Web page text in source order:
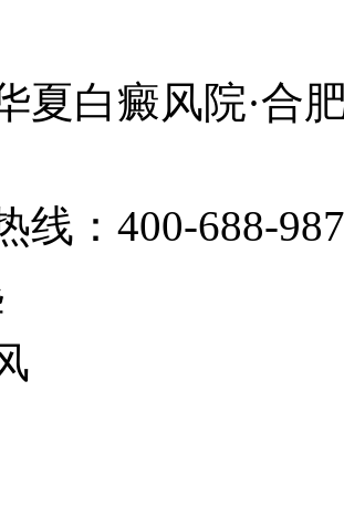
夏白癜风院·合
线：400-688-